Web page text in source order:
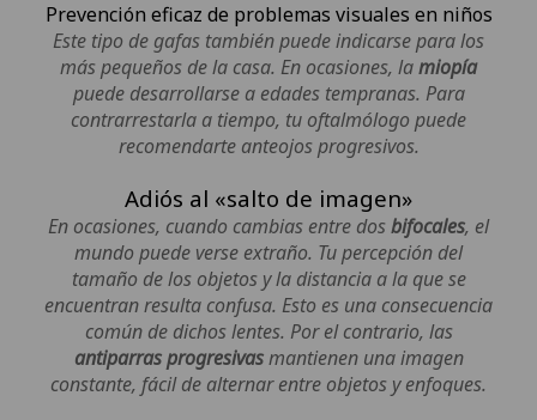
Prevención eficaz de problemas visuales en niños
Este tipo de gafas también puede indicarse para los
más pequeños de la casa. En ocasiones, lamiopía
puede desarrollarse a edades tempranas. Para
contrarrestarla a tiempo, tu oftalmólogo puede
recomendarte anteojos progresivos.
Adiós al «salto de imagen»
En ocasiones, cuando cambias entre dosbifocales, el
mundo puede verse extraño. Tu percepción del
tamaño de los objetos y la distancia a la que se
encuentran resulta confusa. Esto es una consecuencia
común de dichos lentes. Por el contrario, las
antiparras progresivasmantienen una imagen
constante, fácil de alternar entre objetos y enfoques.